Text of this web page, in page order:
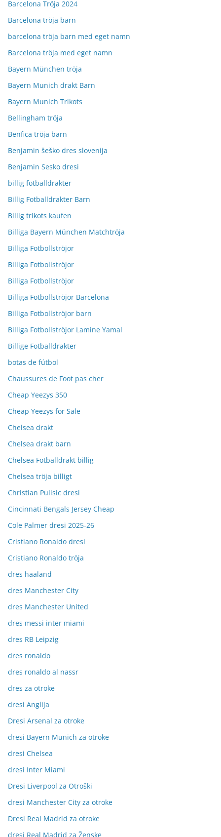
Barcelona Tröja 2024
Barcelona tröja barn
barcelona tröja barn med eget namn
Barcelona tröja med eget namn
Bayern München tröja
Bayern Munich drakt Barn
Bayern Munich Trikots
Bellingham tröja
Benfica tröja barn
Benjamin šeško dres slovenija
Benjamin Sesko dresi
billig fotballdrakter
Billig Fotballdrakter Barn
Billig trikots kaufen
Billiga Bayern München Matchtröja
Billiga Fotbollströjor
Billiga Fotbollströjor
Billiga Fotbollströjor
Billiga Fotbollströjor Barcelona
Billiga Fotbollströjor barn
Billiga Fotbollströjor Lamine Yamal
Billige Fotballdrakter
botas de fútbol
Chaussures de Foot pas cher
Cheap Yeezys 350
Cheap Yeezys for Sale
Chelsea drakt
Chelsea drakt barn
Chelsea Fotballdrakt billig
Chelsea tröja billigt
Christian Pulisic dresi
Cincinnati Bengals Jersey Cheap
Cole Palmer dresi 2025-26
Cristiano Ronaldo dresi
Cristiano Ronaldo tröja
dres haaland
dres Manchester City
dres Manchester United
dres messi inter miami
dres RB Leipzig
dres ronaldo
dres ronaldo al nassr
dres za otroke
dresi Anglija
Dresi Arsenal za otroke
dresi Bayern Munich za otroke
dresi Chelsea
dresi Inter Miami
Dresi Liverpool za Otroški
dresi Manchester City za otroke
Dresi Real Madrid za otroke
dresi Real Madrid za Ženske